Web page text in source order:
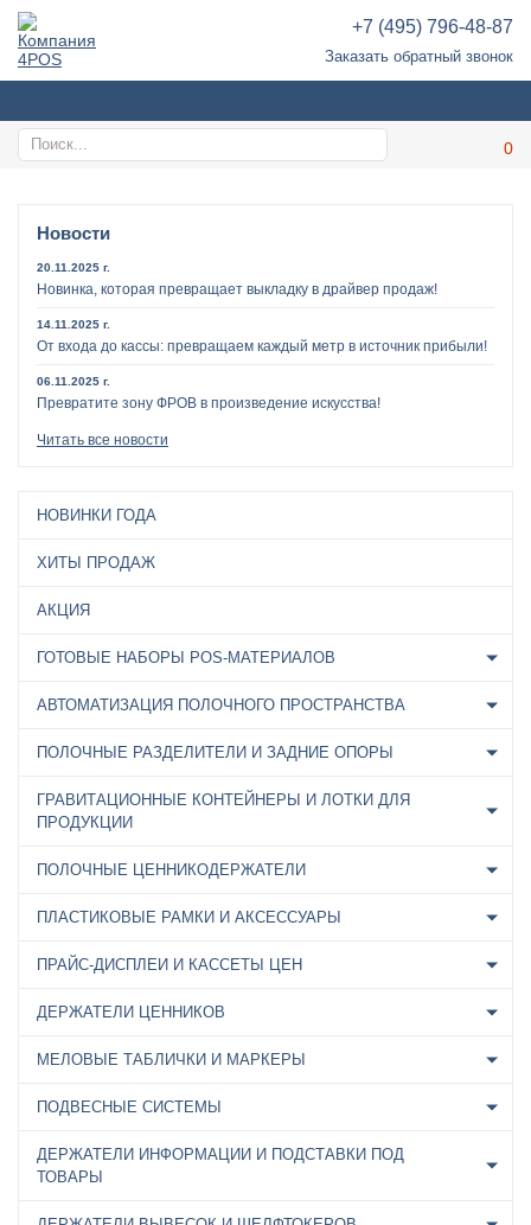
+7 (495) 796-48-87
Заказать обратный звонок
Новости
20.11.2025 г.
Новинка, которая превращает выкладку в драйвер продаж!
14.11.2025 г.
От входа до кассы: превращаем каждый метр в источник прибыли!
06.11.2025 г.
Превратите зону ФРОВ в произведение искусства!
Читать все новости
НОВИНКИ ГОДА
ХИТЫ ПРОДАЖ
АКЦИЯ
ГОТОВЫЕ НАБОРЫ POS-МАТЕРИАЛОВ
АВТОМАТИЗАЦИЯ ПОЛОЧНОГО ПРОСТРАНСТВА
ПОЛОЧНЫЕ РАЗДЕЛИТЕЛИ И ЗАДНИЕ ОПОРЫ
ГРАВИТАЦИОННЫЕ КОНТЕЙНЕРЫ И ЛОТКИ ДЛЯ
ПРОДУКЦИИ
ПОЛОЧНЫЕ ЦЕННИКОДЕРЖАТЕЛИ
ПЛАСТИКОВЫЕ РАМКИ И АКСЕССУАРЫ
ПРАЙС-ДИСПЛЕИ И КАССЕТЫ ЦЕН
ДЕРЖАТЕЛИ ЦЕННИКОВ
МЕЛОВЫЕ ТАБЛИЧКИ И МАРКЕРЫ
ПОДВЕСНЫЕ СИСТЕМЫ
ДЕРЖАТЕЛИ ИНФОРМАЦИИ И ПОДСТАВКИ ПОД
ТОВАРЫ